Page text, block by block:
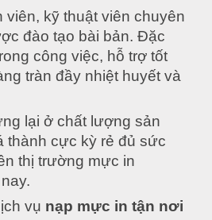
viên, kỹ thuật viên chuyên
đào tạo bài bản. Đặc
công việc, hỗ trợ tốt
tràn đầy nhiệt huyết và
lại ở chất lượng sản
thành cực kỳ rẻ đủ sức
thị trường mực in
vụ nạp mực in tận nơi